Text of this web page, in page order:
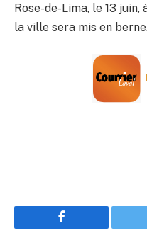
Rose-de-Lima, le 13 juin,
la ville sera mis en
Facebook